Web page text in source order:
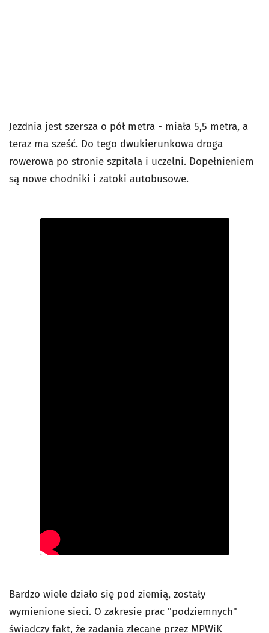
Jezdnia jest szersza o pół metra - miała 5,5 metra, a
teraz ma sześć. Do tego dwukierunkowa droga
rowerowa po stronie szpitala i uczelni. Dopełnieniem
są nowe chodniki i zatoki autobusowe.
Bardzo wiele działo się pod ziemią, zostały
wymienione sieci. O zakresie prac "podziemnych"
świadczy fakt, że zadania zlecane przez MPWiK